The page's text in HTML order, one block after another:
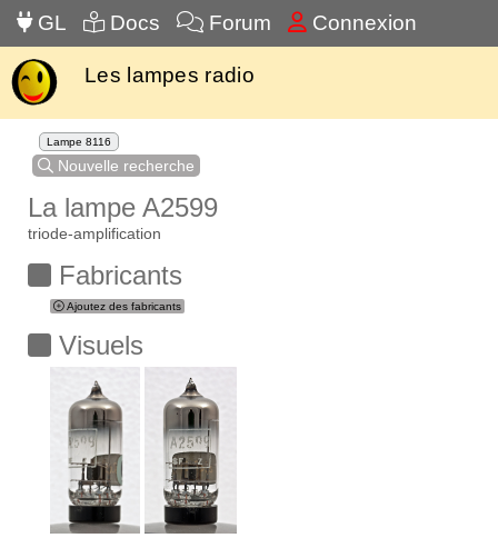
GL Docs Forum Connexion
Les lampes radio
Lampe 8116
Nouvelle recherche
La lampe A2599
triode-amplification
Fabricants
Ajoutez des fabricants
Visuels